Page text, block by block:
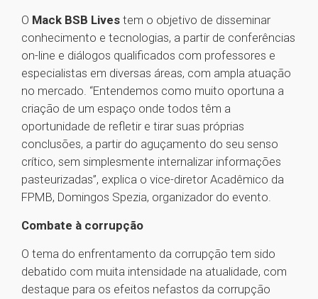
O Mack BSB Lives tem o objetivo de disseminar
conhecimento e tecnologias, a partir de conferências
on-line e diálogos qualificados com professores e
especialistas em diversas áreas, com ampla atuação
no mercado. “Entendemos como muito oportuna a
criação de um espaço onde todos têm a
oportunidade de refletir e tirar suas próprias
conclusões, a partir do aguçamento do seu senso
crítico, sem simplesmente internalizar informações
pasteurizadas”, explica o vice-diretor Acadêmico da
FPMB, Domingos Spezia, organizador do evento.
Combate à corrupção
O tema do enfrentamento da corrupção tem sido
debatido com muita intensidade na atualidade, com
destaque para os efeitos nefastos da corrupção